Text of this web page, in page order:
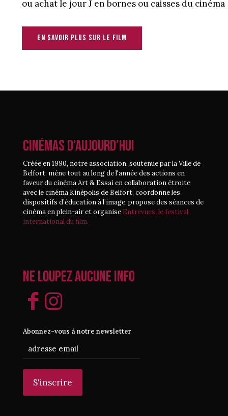
ou achat le jour J en bornes ou caisses du cinéma
En savoir plus sur le film
CINÉMAS D’AUJOURD’HUI
Créée en 1990, notre association, soutenue par la Ville de
Belfort, mène tout au long de l'année des actions en
faveur du cinéma Art & Essai en collaboration étroite
avec le cinéma Kinépolis de Belfort, coordonne les
dispositifs d’éducation à l’image, propose des séances de
cinéma en plein-air et organise Entrevues, le festival
international du film.
Ne loupez aucune info
Abonnez-vous à notre newsletter